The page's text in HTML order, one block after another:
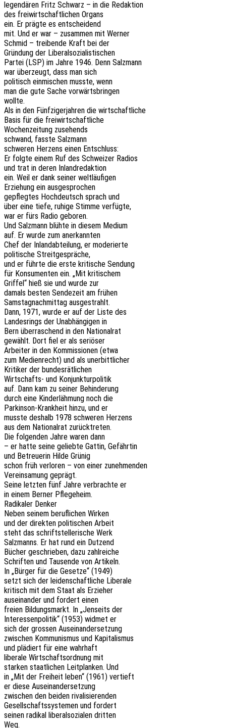
legen­dä­ren Fritz Schwarz – in die Redaktion
des frei­wirt­schaft­li­chen Organs
ein. Er prägte es entscheidend
mit. Und er war – zusam­men mit Werner
Schmid – trei­ben­de Kraft bei der
Grün­dung der Liberalsozialistischen
Partei (LSP) im Jahre 1946. Denn Salzmann
war über­zeugt, dass man sich
poli­tisch einmi­schen musste, wenn
man die gute Sache vorwärtsbringen
wollte.
Als in den Fünf­zi­ger­jah­ren die wirtschaftliche
Basis für die freiwirtschaftliche
Wochen­zei­tung zusehends
schwand, fasste Salzmann
schwe­ren Herzens einen Entschluss:
Er folgte einem Ruf des Schwei­zer Radios
und trat in deren Inlandredaktion
ein. Weil er dank seiner weltläufigen
Erzie­hung ein ausgesprochen
gepfleg­tes Hoch­deutsch sprach und
über eine tiefe, ruhige Stimme verfügte,
war er fürs Radio geboren.
Und Salz­mann blühte in diesem Medium
auf. Er wurde zum anerkannten
Chef der Inland­ab­tei­lung, er moderierte
poli­ti­sche Streitgespräche,
und er führte die erste kriti­sche Sendung
für Konsu­men­ten ein. „Mit kritischem
Grif­fel“ hieß sie und wurde zur
damals besten Sende­zeit am frühen
Sams­tag­nach­mit­tag ausgestrahlt.
Dann, 1971, wurde er auf der Liste des
Landes­rings der Unab­hän­gi­gen in
Bern über­ra­schend in den Nationalrat
gewählt. Dort fiel er als seriöser
Arbei­ter in den Kommis­sio­nen (etwa
zum Medi­en­recht) und als unerbittlicher
Kriti­ker der bundesrätlichen
Wirt­schafts- und Konjunkturpolitik
auf. Dann kam zu seiner Behinderung
durch eine Kinder­läh­mung noch die
Parkin­son-Krank­heit hinzu, und er
musste deshalb 1978 schwe­ren Herzens
aus dem Natio­nal­rat zurücktreten.
Die folgen­den Jahre waren dann
– er hatte seine gelieb­te Gattin, Gefährtin
und Betreue­rin Hilde Grünig
schon früh verlo­ren – von einer zunehmenden
Verein­sa­mung geprägt.
Seine letz­ten fünf Jahre verbrach­te er
in einem Berner Pflegeheim.
Radi­ka­ler Denker
Neben seinem beruf­li­chen Wirken
und der direk­ten poli­ti­schen Arbeit
steht das schrift­stel­le­ri­sche Werk
Salz­manns. Er hat rund ein Dutzend
Bücher geschrie­ben, dazu zahlreiche
Schrif­ten und Tausen­de von Artikeln.
In „Bürger für die Geset­ze“ (1949)
setzt sich der leiden­schaft­li­che Liberale
kritisch mit dem Staat als Erzieher
ausein­an­der und fordert einen
freien Bildungs­markt. In „Jenseits der
Inter­es­sen­po­li­tik“ (1953) widmet er
sich der gros­sen Auseinandersetzung
zwischen Kommu­nis­mus und Kapitalismus
und plädiert für eine wahrhaft
libe­ra­le Wirt­schafts­ord­nung mit
star­ken staat­li­chen Leit­plan­ken. Und
in „Mit der Frei­heit leben“ (1961) vertieft
er diese Auseinandersetzung
zwischen den beiden rivalisierenden
Gesell­schafts­sys­te­men und fordert
seinen radi­kal libe­ral­so­zia­len dritten
Weg.